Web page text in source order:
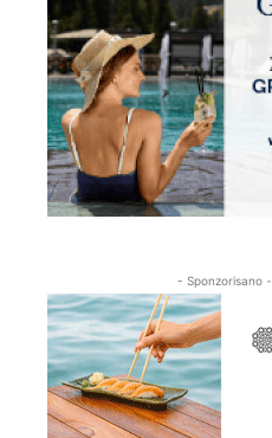
- Sponzorisano -